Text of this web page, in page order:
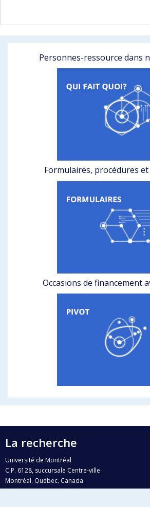
Personnes-ressource dans
Formulaires, procédures
Occasions de financement
La recherche
Université de Montréal
C.P. 6128, succursale Centre-ville
Montréal, Québec, Canada
H3C 3J7